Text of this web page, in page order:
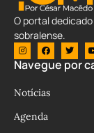
O portal
sobralense.
Navegue por
Notícias
Agenda